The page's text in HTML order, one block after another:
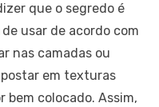
que o segredo é
usar de acordo com
nas camadas ou
em texturas
bem colocado. Assim,